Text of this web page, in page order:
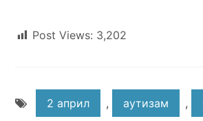
Post Views: 3,202
2 април , аутизам ,